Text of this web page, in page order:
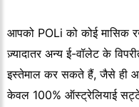
आपको POLi को कोई मासिक
ज़्यादातर अन्य ई-वॉलेट के
इस्तेमाल कर सकते हैं, जैसे ही
केवल 100% ऑस्ट्रेलियाई